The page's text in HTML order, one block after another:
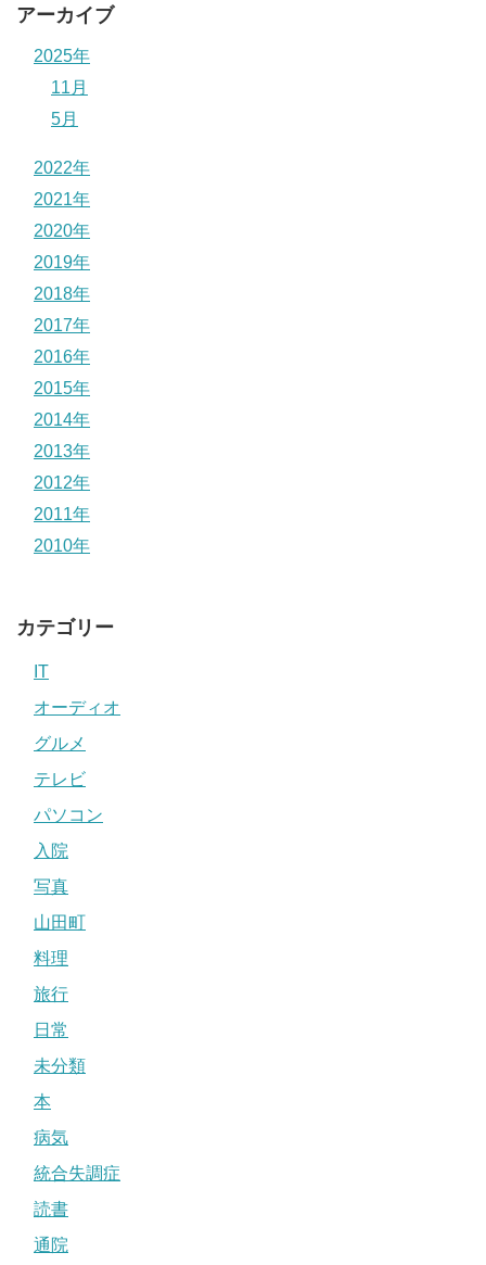
アーカイブ
2025年
11月
5月
2022年
2021年
2020年
2019年
2018年
2017年
2016年
2015年
2014年
2013年
2012年
2011年
2010年
カテゴリー
IT
オーディオ
グルメ
テレビ
パソコン
入院
写真
山田町
料理
旅行
日常
未分類
本
病気
統合失調症
読書
通院